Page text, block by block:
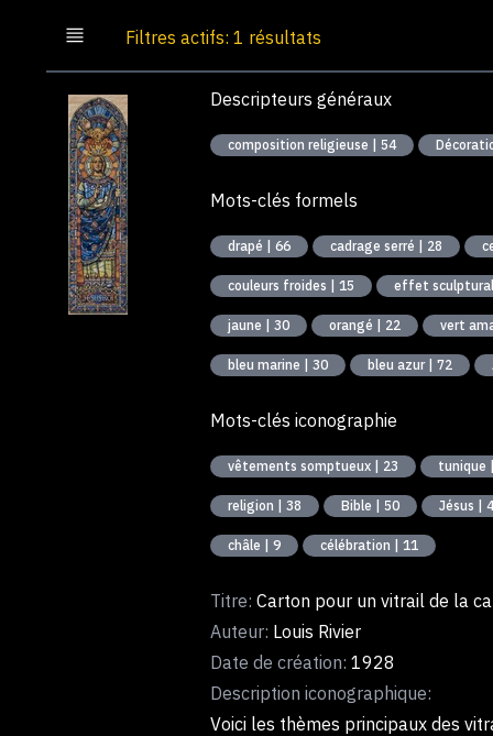
Filtres actifs: 1 résultats
Descripteurs généraux
composition religieuse | 54
Mots-clés formels
drapé | 66 cadrage serré | 28
couleurs froides | 15 effet
jaune | 30 orangé | 22 vert
bleu marine | 30 bleu azur | 72
Mots-clés iconographie
vêtements somptueux | 23 tunique
religion | 38 Bible | 50 Jésus |
châle | 9 célébration | 11
Titre: Carton pour un vitrail de la
Auteur: Louis Rivier
Date de création: 1928
Description iconographique:
Voici les thèmes principaux des